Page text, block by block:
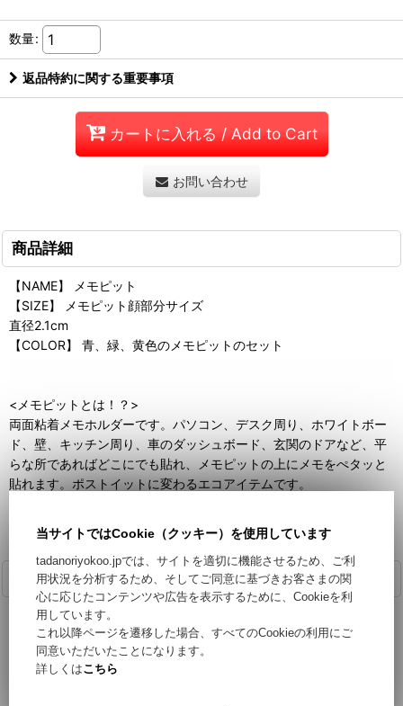
数量:
返品特約に関する重要事項
カートに入れる / Add to Cart
お問い合わせ
商品詳細
【NAME】 メモピット
【SIZE】 メモピット顔部分サイズ
直径2.1cm
【COLOR】 青、緑、黄色のメモピットのセット
<メモピットとは！？>
両面粘着メモホルダーです。パソコン、デスク周り、ホワイトボー
ド、壁、キッチン周り、車のダッシュボード、玄関のドアなど、平
らな所であればどこにでも貼れ、メモピットの上にメモをぺタッと
貼れます。ポストイットに変わるエコアイテムです。
関連商品
アートマスコットチャーム
1,408円(税込)
商品ID：YZ045商品名：アートマスコットチャー
当サイトではCookie（クッキー）を使用しています
tadanoriyokoo.jpでは、サイトを適切に機能させるため、ご利
用状況を分析するため、そしてご同意に基づきお客さまの関
心に応じたコンテンツや広告を表示するために、Cookieを利
用しています。
これ以降ページを遷移した場合、すべてのCookieの利用にご
同意いただいたことになります。
詳しくはこちら